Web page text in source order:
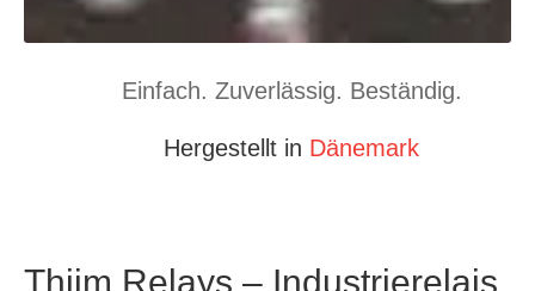
Einfach. Zuverlässig. Beständig.
Hergestellt in Dänemark
Thiim Relays – Industrierelais